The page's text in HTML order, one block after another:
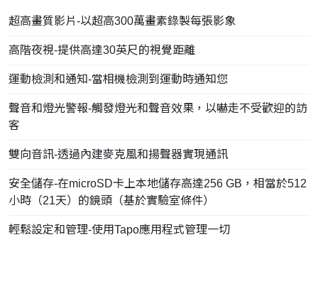
超高畫質影片-以超高300萬畫素錄製每張影象
高階夜視-提供高達30英尺的視覺距離
運動檢測和通知-當相機檢測到運動時通知您
聲音和燈光警報-觸發燈光和聲音效果，以嚇走不受歡迎的訪
客
雙向音訊-透過內建麥克風和揚聲器實現通訊
安全儲存-在microSD卡上本地儲存高達256 GB，相當於512
小時（21天）的鏡頭（基於實驗室條件）
輕鬆設定和管理-使用Tapo應用程式管理一切